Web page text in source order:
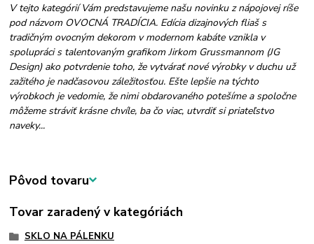
V tejto kategórií Vám predstavujeme našu novinku z nápojovej ríše
pod názvom OVOCNÁ TRADÍCIA. Edícia dizajnových fliaš s
tradičným ovocným dekorom v modernom kabáte vznikla v
spolupráci s talentovaným grafikom Jirkom Grussmannom (JG
Design) ako potvrdenie toho, že vytvárať nové výrobky v duchu už
zažitého je nadčasovou záležitosťou. Ešte lepšie na týchto
výrobkoch je vedomie, že nimi obdarovaného potešíme a spoločne
môžeme stráviť krásne chvíle, ba čo viac, utvrdiť si priateľstvo
naveky...
Pôvod tovaru
Tovar zaradený v kategóriách
SKLO NA PÁLENKU